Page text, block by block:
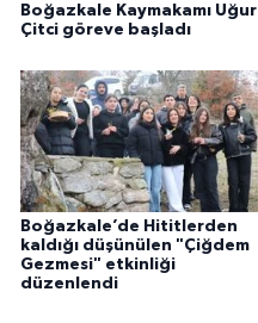
Boğazkale Kaymakamı Uğur
Çitci göreve başladı
Boğazkale’de Hititlerden
kaldığı düşünülen "Çiğdem
Gezmesi" etkinliği
düzenlendi